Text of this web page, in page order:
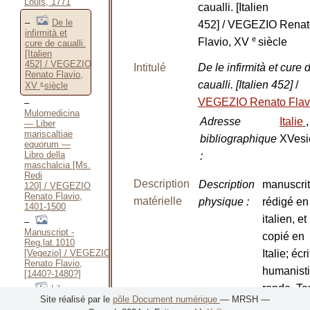
De le
infirmità et
cure de caualli.
[Italien
452] / VEGEZIO
Renato Flavio,
XV e siècle
Mulomedicina
— Liber
mariscaltiae
equorum —
Libro della
maschalcia [Ms.
Redi
120] / VEGEZIO
Renato Flavio,
1401-1500
Manuscript -
Reg.lat.1010
[Vegezio] / VEGEZIO
Renato Flavio,
[1440?-1480?]
Libro
sulla medicina
caualli. [Italien
452] / VEGEZIO
Flavio, XV e siècle
Intitulé
De le infirmità et cure
caualli. [Italien 452]/
VEGEZIO Renato
Adresse
bibliographique
:
Italie ,
Description
matérielle
Description
physique:
manuscrit
rédigé en
italien, et
copié en
Italie;
ronde.
Site réalisé par le pôle Document numérique — MRSH —